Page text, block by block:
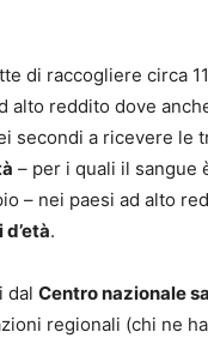
di raccogliere circa
alto reddito dove
secondi a ricevere le
– per i quali il sangue
– nei paesi ad alto
.
dal Centro nazionale
regionali (chi ne